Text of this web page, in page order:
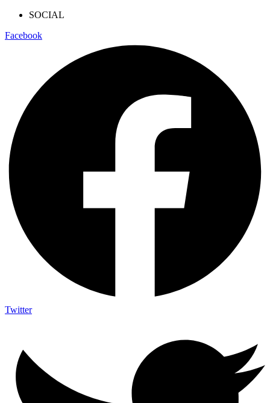
SOCIAL
Facebook
Twitter